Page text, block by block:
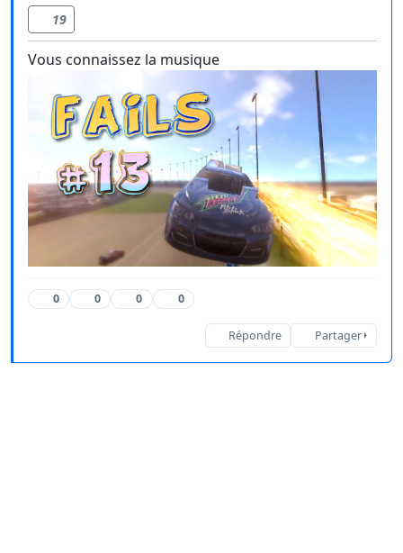
19
Vous connaissez la musique
0 0 0 0
Répondre Partager